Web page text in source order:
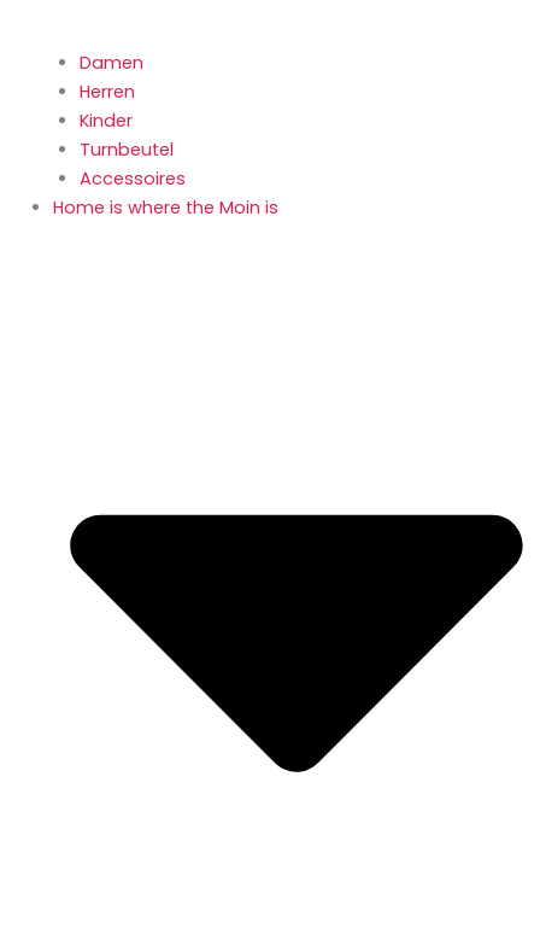
Damen
Herren
Kinder
Turnbeutel
Accessoires
Home is where the Moin is